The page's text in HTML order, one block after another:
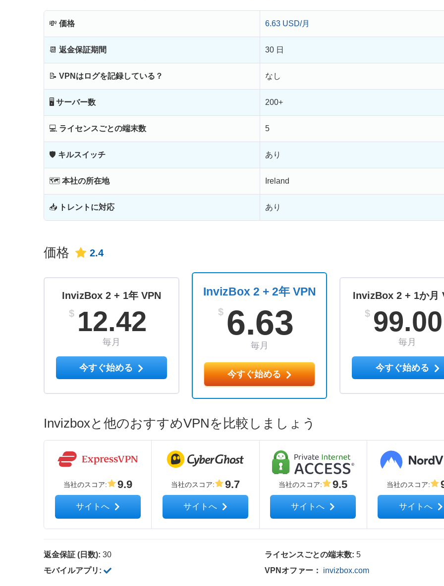
💸 価格 6.63 USD/月
📆 返金保証期間 30 日
📝 VPNはログを記録している？ なし
🖥 サーバー数 200+
💻 ライセンスごとの端末数 5
🛡 キルスイッチ あり
🗺 本社の所在地 Ireland
📥 トレントに対応 あり
価格 2.4
InvizBox 2 + 2年 VPN
$ 6.63
毎月
今すぐ始める
InvizBox 2 + 1年 VPN
$ 12.42
毎月
今すぐ始める
InvizBox 2 + 1か月
$ 99.00
毎月
今すぐ始める
Invizboxと他のおすすめVPNを比較しましょう
当社のスコア: 9.9
サイトへ
当社のスコア: 9.7
サイトへ
当社のスコア: 9.5
サイトへ
当社のスコア:
サイトへ
返金保証 (日数): 30
モバイルアプリ:
ライセンスごとの端末数: 5
VPNオファー： invizbox.com